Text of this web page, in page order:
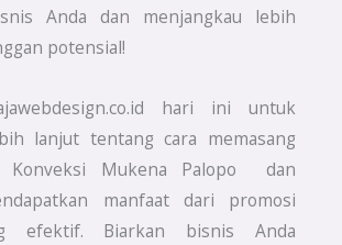
Anda dan menjangkau lebih
potensial!
hari ini untuk
lanjut tentang cara memasang
Konveksi Mukena Palopo dan
manfaat dari promosi
efektif. Biarkan bisnis Anda